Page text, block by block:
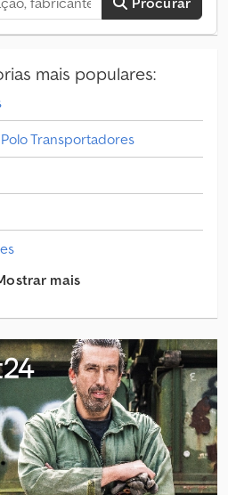
mais populares:
Transportadores
Ligeira
mais